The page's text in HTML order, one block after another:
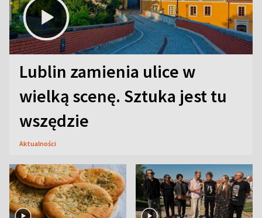
Lublin zamienia ulice w
wielką scenę. Sztuka jest tu
wszędzie
Aktualności